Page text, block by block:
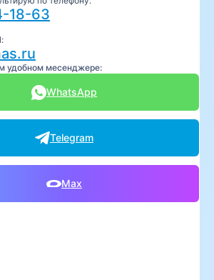
18-63
удобном месенджере:
WhatsApp
Telegram
Max